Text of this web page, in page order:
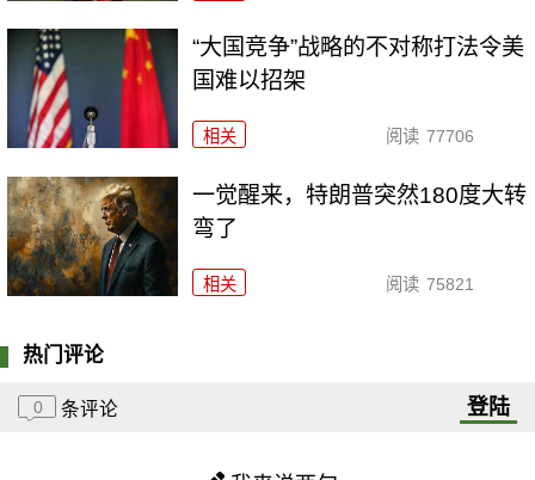
“大国竞争”战略的不对称打法令美
国难以招架
相关 阅读 77706
一觉醒来，特朗普突然180度大转
弯了
相关 阅读 75821
热门评论
0 条评论 登陆